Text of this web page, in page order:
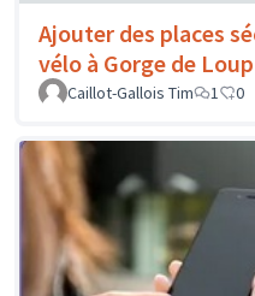
Ajouter des places
vélo à Gorge de Loup
Caillot-Gallois Tim
1 0